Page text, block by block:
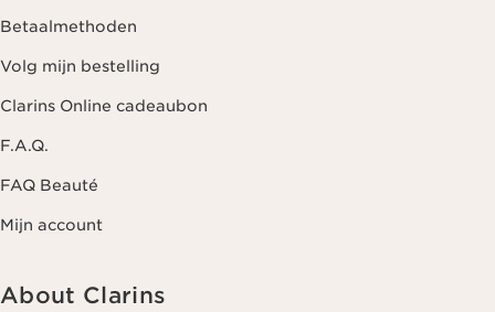
Betaalmethoden
Volg mijn bestelling
Clarins Online cadeaubon
F.A.Q.
FAQ Beauté
Mijn account
About Clarins